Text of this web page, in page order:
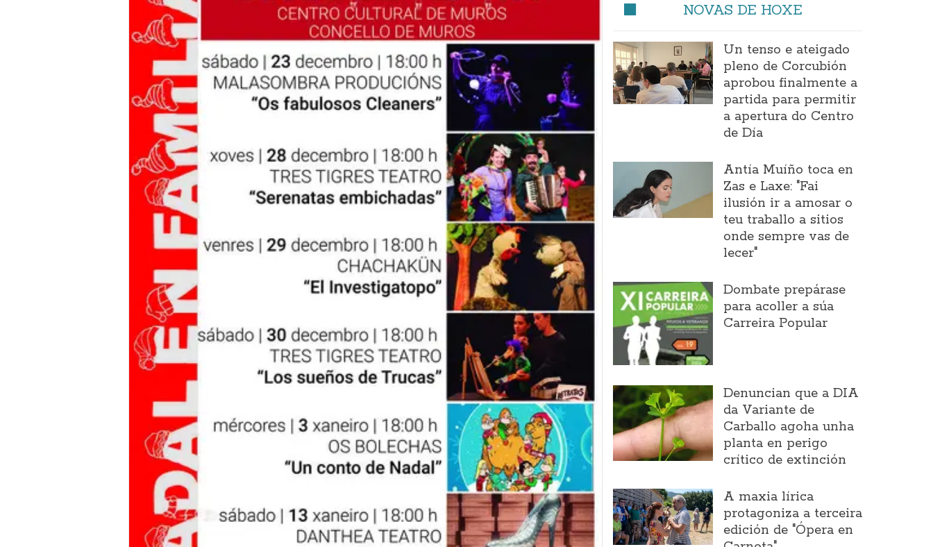
NOVAS DE HOXE
Un tenso e ateigado
pleno de Corcubión
aprobou finalmente a
partida para permitir
a apertura do Centro
de Día
Antía Muíño toca en
Zas e Laxe: "Fai
ilusión ir a amosar o
teu traballo a sitios
onde sempre vas de
lecer"
Dombate prepárase
para acoller a súa
Carreira Popular
Denuncian que a DIA
da Variante de
Carballo agoha unha
planta en perigo
crítico de extinción
A maxia lírica
protagoniza a terceira
edición de "Ópera en